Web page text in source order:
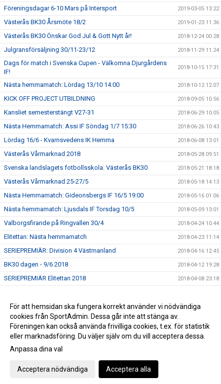
Föreningsdagar 6-10 Mars på Intersport 2019-03-05 13:22
Västerås BK30 Årsmöte 18/2 2019-01-23 11:36
Västerås BK30 Önskar God Jul & Gott Nytt år! 2018-12-24 00:28
Julgransförsäljning 30/11-23/12 2018-11-29 11:24
Dags för match i Svenska Cupen - Välkomna Djurgårdens
IF!
2018-10-15 17:31
Nästa hemmamatch: Lördag 13/10 14:00 2018-10-12 12:07
KICK OFF PROJECT UTBILDNING 2018-09-05 10:56
Kansliet semesterstängt V27-31 2018-06-29 10:05
Nästa Hemmamatch: Assi IF Söndag 1/7 15:30 2018-06-26 10:43
Lördag 16/6 - Kvarnsvedens IK Hemma 2018-06-08 13:01
Västerås Vårmarknad 2018 2018-05-28 09:51
Svenska landslagets fotbollsskola: Västerås BK30 2018-05-21 18:18
Västerås Vårmarknad 25-27/5 2018-05-18 14:13
Nästa Hemmamatch: Gideonsbergs IF 16/5 19:00 2018-05-16 01:06
Nästa hemmamatch: Ljusdals IF Torsdag 10/5 2018-05-09 13:01
Valborgsfirande på Ringvallen 30/4 2018-04-24 10:44
Elitettan: Nästa hemmamatch 2018-04-23 11:14
SERIEPREMIÄR: Division 4 Västmanland 2018-04-16 12:45
BK30 dagen - 9/6 2018 2018-04-12 19:28
SERIEPREMIÄR Elitettan 2018 2018-04-08 23:18
Uppstart för Pojkar födda 2011 2018-03-13 09:44
Julgransförsäljning 2017-12-15 13:38
Gå till Webbversion
För att hemsidan ska fungera korrekt använder vi nödvändiga
cookies från SportAdmin. Dessa går inte att stänga av.
Föreningen kan också använda frivilliga cookies, t.ex. för statistik
eller marknadsföring. Du väljer själv om du vill acceptera dessa.
Anpassa dina val
Acceptera nödvändiga Acceptera alla